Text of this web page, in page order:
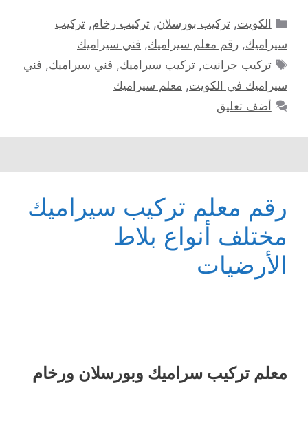
التصنيفات
الكويت,تركيب بورسلان,تركيب رخام,تركيب
سيراميك, رقم معلم سيراميك, فني سيراميك
الوسوم
تركيب جرانيت,تركيب سيراميك, فني سيراميك, فني
سيراميك في الكويت, معلم سيراميك
أضف تعليق
رقم معلم تركيب سيراميك
مختلف أنواع بلاط
الأرضيات
معلم ترکیب سرامیك وبورسلان ورخام